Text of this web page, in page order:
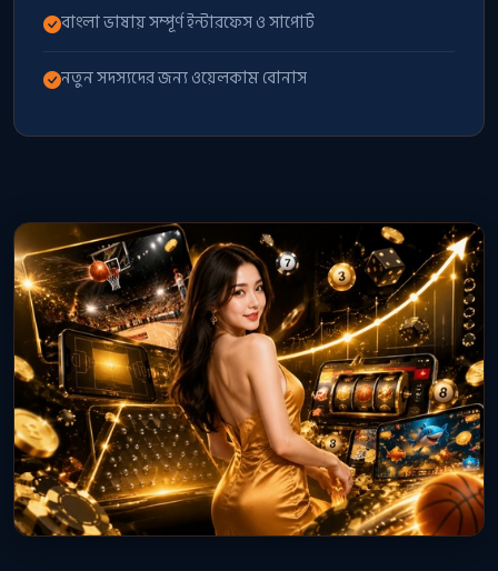
বাংলা ভাষায় সম্পূর্ণ ইন্টারফেস ও সাপোর্ট
নতুন সদস্যদের জন্য ওয়েলকাম বোনাস